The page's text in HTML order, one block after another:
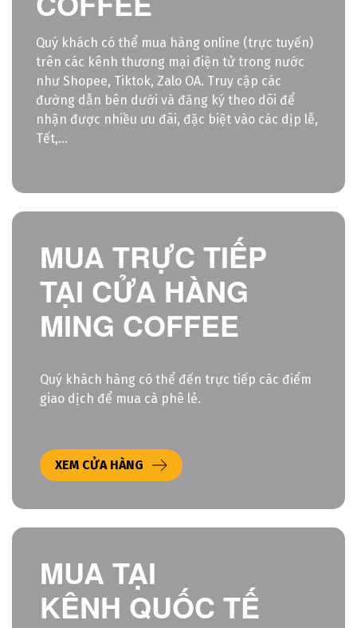
Quý khách có thể mua hàng online (trực tuyến)
trên các kênh thương mại điện tử trong nước
như Shopee, Tiktok, Zalo OA. Truy cập các
đường dẫn bên dưới và đăng ký theo dõi để
nhận được nhiều ưu đãi, đặc biệt vào các dịp lễ,
Tết,...
MUA TRỰC TIẾP
TẠI CỬA HÀNG
MING COFFEE
Quý khách hàng có thể đến trực tiếp các điểm
giao dịch để mua cà phê lẻ.
XEM CỬA HÀNG
MUA TẠI
KÊNH QUỐC TẾ